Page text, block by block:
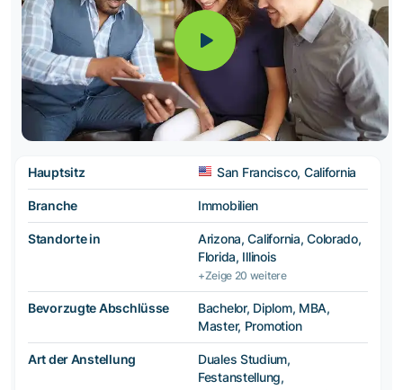
Hauptsitz San Francisco, California
Branche Immobilien
Standorte in
Arizona, California, Colorado,
Florida, Illinois
+Zeige 20 weitere
Bevorzugte Abschlüsse
Bachelor, Diplom, MBA,
Master, Promotion
Art der Anstellung
Duales Studium,
Festanstellung,